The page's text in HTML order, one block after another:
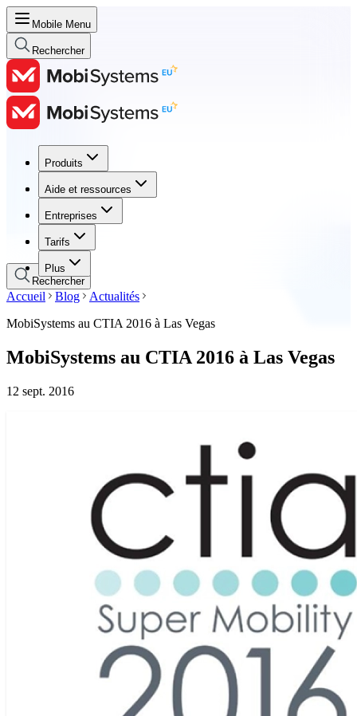
Mobile Menu
Rechercher
Produits
Aide et ressources
Entreprises
Tarifs
Plus
Produits
Aide et ressources
Entreprises
Tarifs
Rechercher
Accueil Blog
Actualités
MobiSystems au CTIA 2016 à Las Vegas
MobiSystems au CTIA 2016 à Las Vegas
12 sept. 2016